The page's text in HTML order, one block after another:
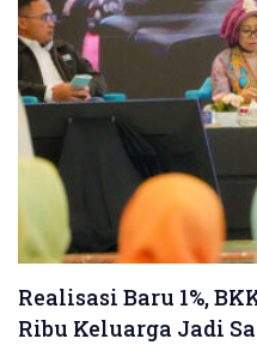
Realisasi Baru 1%,
Ribu Keluarga Jadi